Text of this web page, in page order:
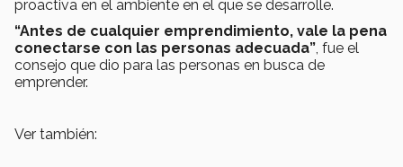
proactiva en el ambiente en el que se desarrolle.
“Antes de cualquier emprendimiento, vale la pena
conectarse con las personas adecuada” , fue el
consejo que dio para las personas en busca de
emprender.
Ver también: